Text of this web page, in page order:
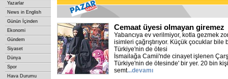
Yazarlar
News in English
Günün İçinden
Ekonomi
Gündem
Siyaset
Dünya
Spor
Hava Durumu
Cemaat üyesi olmayan giremez
Yabancıya ev verilmiyor, kotla gezmek
isimleri çağrıştırıyor. Küçük çocuklar bile
Türkiye'nin de ötesi
İsmailağa Camii'nde cinayet işlenen
Türkiye'nin de ötesinde' bir yer. 20 bin
semt...devamı